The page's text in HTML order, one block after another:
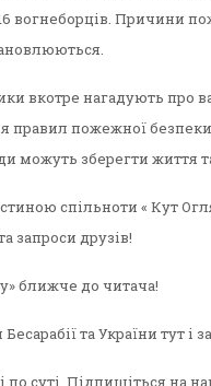
вогнеборців. Причини
вкотре нагадують про
правил пожежної
можуть зберегти життя
спільноти « Кут
запроси друзів!
ближче до читача!
та України тут і
по суті. Підпишіться на